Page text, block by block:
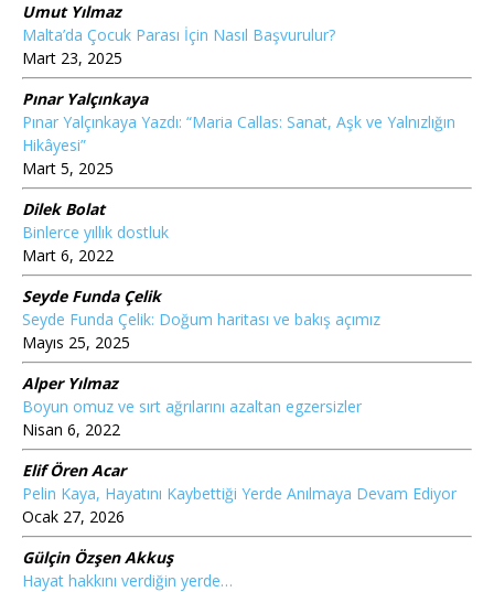
Umut Yılmaz
Malta’da Çocuk Parası İçin Nasıl Başvurulur?
Mart 23, 2025
Pınar Yalçınkaya
Pınar Yalçınkaya Yazdı: “Maria Callas: Sanat, Aşk ve Yalnızlığın
Hikâyesi”
Mart 5, 2025
Dilek Bolat
Binlerce yıllık dostluk
Mart 6, 2022
Seyde Funda Çelik
Seyde Funda Çelik: Doğum haritası ve bakış açımız
Mayıs 25, 2025
Alper Yılmaz
Boyun omuz ve sırt ağrılarını azaltan egzersizler
Nisan 6, 2022
Elif Ören Acar
Pelin Kaya, Hayatını Kaybettiği Yerde Anılmaya Devam Ediyor
Ocak 27, 2026
Gülçin Özşen Akkuş
Hayat hakkını verdiğin yerde…